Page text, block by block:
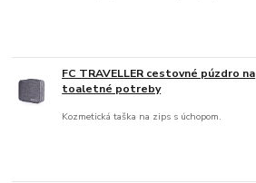
FC TRAVELLER cestovné púzdro na
toaletné potreby
Kozmetická taška na zips s úchopom.